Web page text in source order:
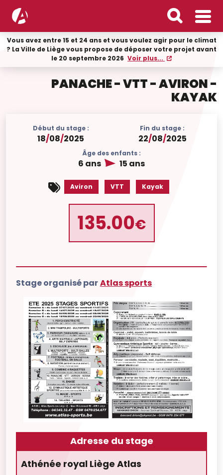
Vous avez entre 15 et 24 ans et vous voulez agir pour le climat
? La Ville de Liège vous propose de déposer votre projet avant
le 20 septembre 2026 Voir plus...
PANACHE - VTT - AVIRON -
KAYAK
Début du stage :
18/08/2025
Fin du stage :
22/08/2025
Âge des enfants :
6 ans 15 ans
Aviron VTT Kayak
135.00€
Stage organisé parAtlas sports
Adresse du stage
Athénée royal Liège Atlas